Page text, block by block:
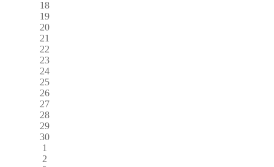
18
19
20
21
22
23
24
25
26
27
28
29
30
1
2